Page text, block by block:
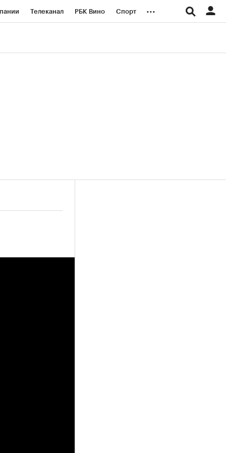
Телеканал РБК Вино Спорт ...